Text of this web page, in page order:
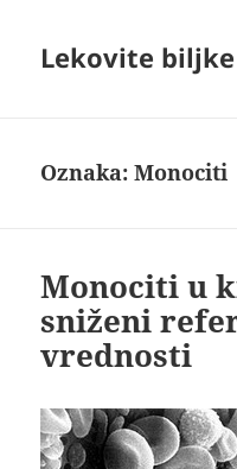
Lekovite biljke
Oznaka:Monociti
Monociti u
sniženi
vrednosti